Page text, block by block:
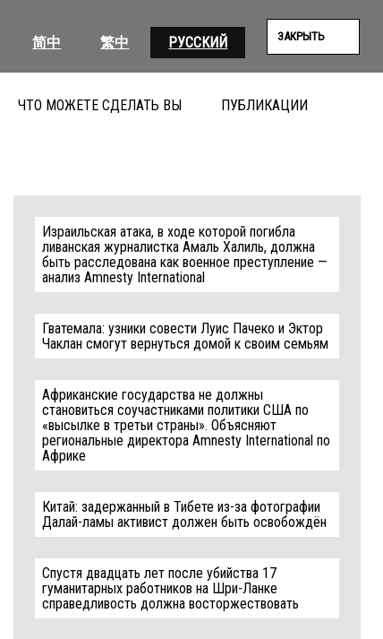
简中 繁中 РУССКИЙ ЗАКРЫТЬ
ЧТО МОЖЕТЕ СДЕЛАТЬ ВЫ ПУБЛИКАЦИИ
Израильская атака, в ходе которой погибла
ливанская журналистка Амаль Халиль, должна
быть расследована как военное преступление —
анализ Amnesty International
Гватемала: узники совести Луис Пачеко и Эктор
Чаклан смогут вернуться домой к своим семьям
Африканские государства не должны
становиться соучастниками политики США по
«высылке в третьи страны». Объясняют
региональные директора Amnesty International по
Африке
Китай: задержанный в Тибете из-за фотографии
Далай-ламы активист должен быть освобождён
Спустя двадцать лет после убийства 17
гуманитарных работников на Шри-Ланке
справедливость должна восторжествовать